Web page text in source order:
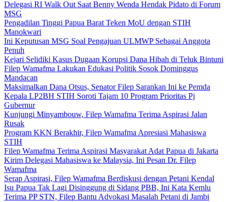
Delegasi RI Walk Out Saat Benny Wenda Hendak Pidato di Forum
MSG
Pengadilan Tinggi Papua Barat Teken MoU dengan STIH
Manokwari
Ini Keputusan MSG Soal Pengajuan ULMWP Sebagai Anggota
Penuh
Kejari Selidiki Kasus Dugaan Korupsi Dana Hibah di Teluk Bintuni
Filep Wamafma Lakukan Edukasi Politik Sosok Dominggus
Mandacan
Maksimalkan Dana Otsus, Senator Filep Sarankan Ini ke Pemda
Kepala LP2BH STIH Soroti Tajam 10 Program Prioritas Pj
Gubernur
Kunjungi Minyambouw, Filep Wamafma Terima Aspirasi Jalan
Rusak
Program KKN Berakhir, Filep Wamafma Apresiasi Mahasiswa
STIH
Filep Wamafma Terima Aspirasi Masyarakat Adat Papua di Jakarta
Kirim Delegasi Mahasiswa ke Malaysia, Ini Pesan Dr. Filep
Wamafma
Serap Aspirasi, Filep Wamafma Berdiskusi dengan Petani Kendal
Isu Papua Tak Lagi Disinggung di Sidang PBB, Ini Kata Kemlu
Terima PP STN, Filep Bantu Advokasi Masalah Petani di Jambi